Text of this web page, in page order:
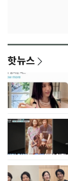
핫뉴스